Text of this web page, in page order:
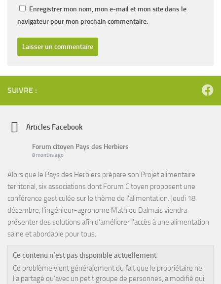
Enregistrer mon nom, mon e-mail et mon site dans le
navigateur pour mon prochain commentaire.
SUIVRE :
Articles Facebook
Forum citoyen Pays des Herbiers
8 months ago
Alors que le Pays des Herbiers prépare son Projet alimentaire
territorial, six associations dont Forum Citoyen proposent une
conférence gesticulée sur le thème de l'alimentation. Jeudi 18
décembre, l'ingénieur-agronome Mathieu Dalmais viendra
présenter des solutions afin d'améliorer l'accès à une alimentation
saine et abordable pour tous.
Ce contenu n’est pas disponible actuellement
Ce problème vient généralement du fait que le propriétaire ne
l’a partagé qu’avec un petit groupe de personnes, a modifié qui